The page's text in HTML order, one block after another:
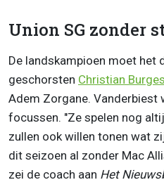
Union SG zonder
De landskampioen moet het
geschorsten Christian
Adem Zorgane. Vanderbiest
focussen. "Ze spelen nog
zullen ook willen tonen wat
dit seizoen al zonder Mac
zei de coach aan Het